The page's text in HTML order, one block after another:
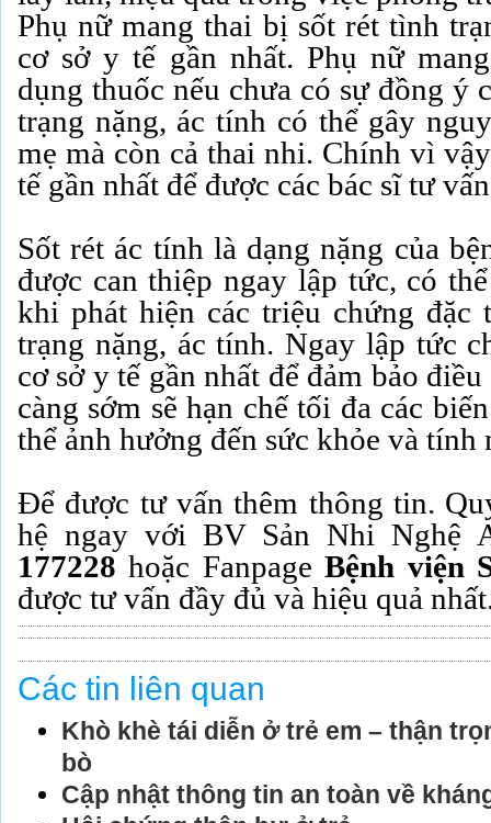
Phụ nữ mang thai bị sốt rét tình
cơ sở y tế gần nhất. Phụ nữ
dụng thuốc nếu chưa có sự đồng ý
trạng nặng, ác tính có thể gây
mẹ mà còn cả thai nhi. Chính vì
tế gần nhất để được các bác sĩ tư
Sốt rét ác tính là dạng nặng của
được can thiệp ngay lập tức, có
khi phát hiện các triệu chứng đặc
trạng nặng, ác tính. Ngay lập tức
cơ sở y tế gần nhất để đảm bảo
càng sớm sẽ hạn chế tối đa các
thể ảnh hưởng đến sức khỏe và tính
Để được tư vấn thêm thông tin.
hệ ngay với BV Sản Nhi Nghệ
177228 hoặc FanpageBệnh viện
được tư vấn đầy đủ và hiệu quả
Các tin liên quan
Khò khè tái diễn ở trẻ em – thận
bò
Cập nhật thông tin an toàn về